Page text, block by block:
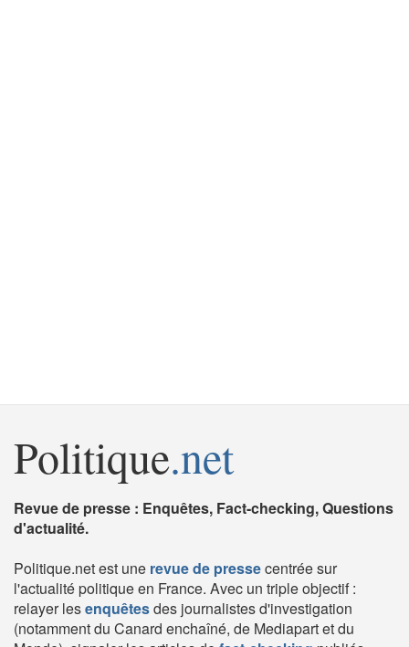
Politique.net
Revue de presse : Enquêtes, Fact-checking, Questions
d'actualité.
Politique.net est une revue de pressecentrée sur
l'actualité politique en France. Avec un triple objectif :
relayer lesenquêtesdes journalistes d'investigation
(notamment du Canard enchaîné, de Mediapart et du